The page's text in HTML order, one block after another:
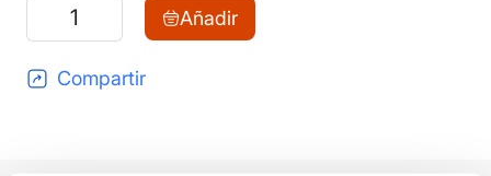
ARKhé10.
El
proyecto
Añadir
Compartir